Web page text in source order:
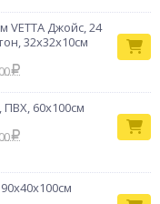
VETTA Джойс, 24
32x32x10см
60х100см